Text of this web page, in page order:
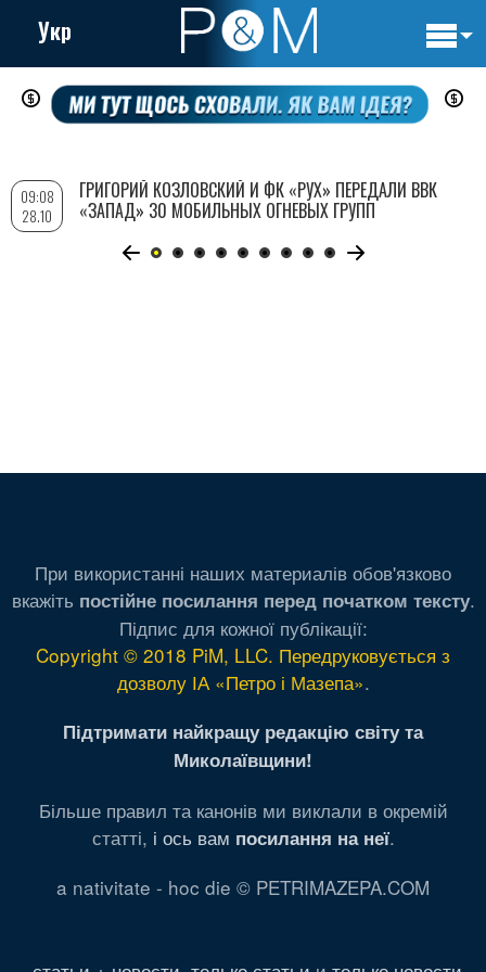
Перейти
содержанию
Укр
09:08
28.10
ГРИГОРИЙ КОЗЛОВСКИЙ И ФК «РУХ» ПЕРЕДАЛИ ВВК
«ЗАПАД» 30 МОБИЛЬНЫХ ОГНЕВЫХ ГРУПП
При використанні наших материалів обов'язково
вкажіть постійне посилання перед початком тексту.
Підпис для кожної публікації:
Copyright © 2018 PiM, LLC. Передруковується з
дозволу ІА «Петро і Мазепа».
Підтримати найкращу редакцію світу та
Миколаївщини!
Більше правил та канонів ми виклали в окремій
статті, і ось вам посилання на неї.
a nativitate - hoc die © PETRIMAZEPA.COM